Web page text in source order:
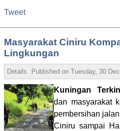
Tweet
Masyarakat Ciniru
Lingkungan
Details Published on Tuesday, 30
Kuningan
dan masyarakat
pembersihan
Ciniru sampai